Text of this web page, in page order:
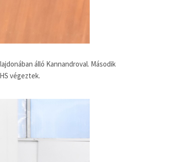
álló Kannandroval. Második
végeztek.